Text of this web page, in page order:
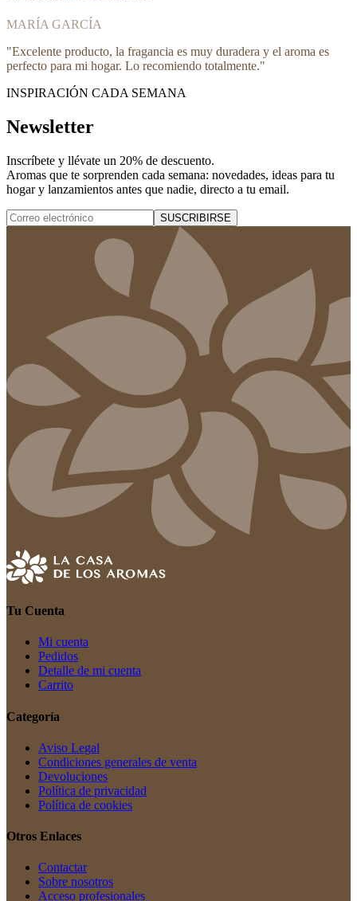
MARÍA GARCÍA
"Excelente producto, la fragancia es muy duradera y el aroma es
perfecto para mi hogar. Lo recomiendo totalmente."
INSPIRACIÓN CADA SEMANA
Newsletter
Inscríbete y llévate un 20% de descuento.
Aromas que te sorprenden cada semana: novedades, ideas para tu
hogar y lanzamientos antes que nadie, directo a tu email.
SUSCRIBIRSE
Tu Cuenta
Mi cuenta
Pedidos
Detalle de mi cuenta
Carrito
Categoría
Aviso Legal
Condiciones generales de venta
Devoluciones
Política de privacidad
Política de cookies
Otros Enlaces
Contactar
Sobre nosotros
Acceso profesionales